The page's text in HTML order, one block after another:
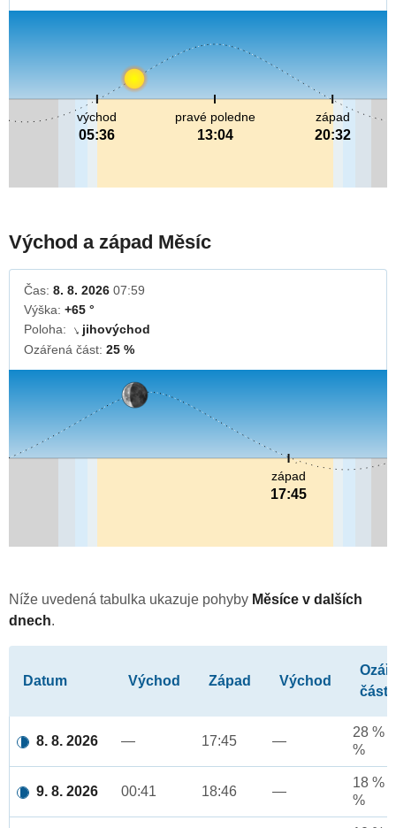
pravé poledne
13:04
východ
05:36
západ
20:32
Východ a západ Měsíc
Čas: 8. 8. 2026 07:59
Výška: +65 °
Poloha:
↓ jihovýchod
Ozářená část: 25 %
západ
17:45
Níže uvedená tabulka ukazuje pohyby Měsíce v dalších
dnech.
Datum Východ Západ Východ
část
8. 8. 2026 — 17:45 —
28 %
%
9. 8. 2026 00:41 18:46 —
18 %
%